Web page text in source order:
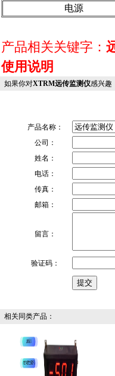
电源
产品相关关键字：
使用说明
如果你对XTRM远传监测仪感兴趣
产品名称：
公司：
姓名：
电话：
传真：
邮箱：
留言：
验证码：
相关同类产品：